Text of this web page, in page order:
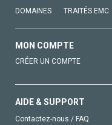
DOMAINES TRAITÉS EMC
MON COMPTE
CRÉER UN COMPTE
AIDE & SUPPORT
Contactez-nous / FAQ